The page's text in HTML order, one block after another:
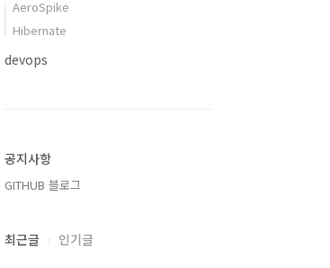
AeroSpike
Hibernate
devops
공지사항
GITHUB 블로그
최근글 인기글